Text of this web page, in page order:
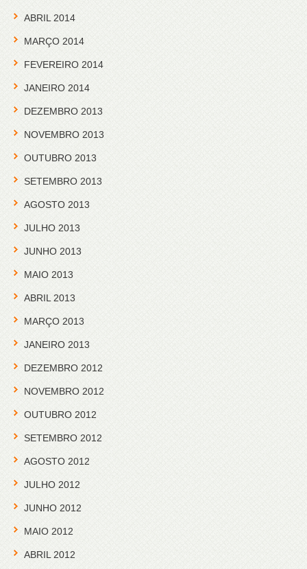
ABRIL 2014
MARÇO 2014
FEVEREIRO 2014
JANEIRO 2014
DEZEMBRO 2013
NOVEMBRO 2013
OUTUBRO 2013
SETEMBRO 2013
AGOSTO 2013
JULHO 2013
JUNHO 2013
MAIO 2013
ABRIL 2013
MARÇO 2013
JANEIRO 2013
DEZEMBRO 2012
NOVEMBRO 2012
OUTUBRO 2012
SETEMBRO 2012
AGOSTO 2012
JULHO 2012
JUNHO 2012
MAIO 2012
ABRIL 2012